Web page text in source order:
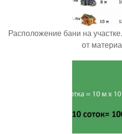
Расположение бани на
от